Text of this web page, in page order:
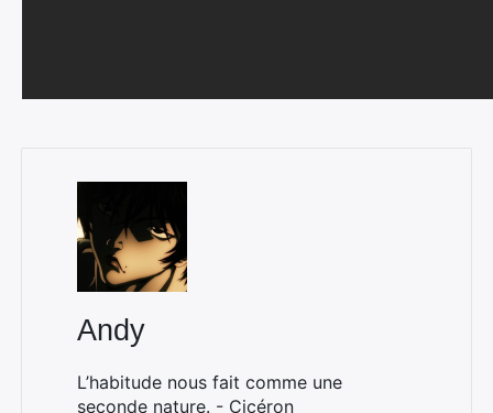
Andy
L’habitude nous fait comme une
seconde nature. - Cicéron